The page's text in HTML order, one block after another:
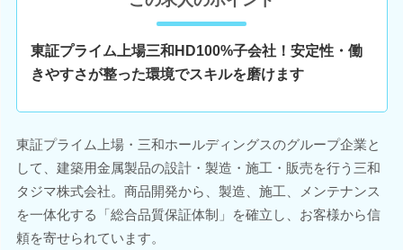
東証プライム上場三和HD100%子会社！安定性・働
きやすさが整った環境でスキルを磨けます
東証プライム上場・三和ホールディングスのグループ企業と
して、建築用金属製品の設計・製造・施工・販売を行う三和
タジマ株式会社。商品開発から、製造、施工、メンテナンス
を一体化する「総合品質保証体制」を確立し、お客様から信
頼を寄せられています。